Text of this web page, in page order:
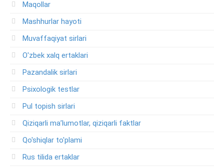
Maqollar
Mashhurlar hayoti
Muvaffaqiyat sirlari
O'zbek xalq ertaklari
Pazandalik sirlari
Psixologik testlar
Pul topish sirlari
Qiziqarli ma’lumotlar, qiziqarli faktlar
Qo'shiqlar to'plami
Rus tilida ertaklar